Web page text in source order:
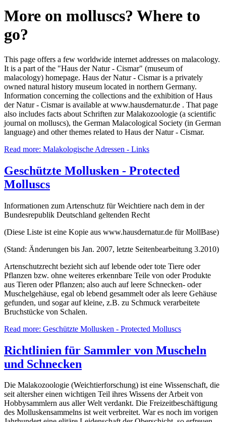
More on molluscs? Where to
go?
This page offers a few worldwide internet addresses on malacology.
It is a part of the "Haus der Natur - Cismar" (museum of
malacology) homepage. Haus der Natur - Cismar is a privately
owned natural history museum located in northern Germany.
Information concerning the collections and the exhibition of Haus
der Natur - Cismar is available at www.hausdernatur.de . That page
also includes facts about Schriften zur Malakozoologie (a scientific
journal on molluscs), the German Malacological Society (in German
language) and other themes related to Haus der Natur - Cismar.
Read more: Malakologische Adressen - Links
Geschützte Mollusken - Protected
Molluscs
Informationen zum Artenschutz für Weichtiere nach dem in der
Bundesrepublik Deutschland geltenden Recht
(Diese Liste ist eine Kopie aus www.hausdernatur.de für MollBase)
(Stand: Änderungen bis Jan. 2007, letzte Seitenbearbeitung 3.2010)
Artenschutzrecht bezieht sich auf lebende oder tote Tiere oder
Pflanzen bzw. ohne weiteres erkennbare Teile von oder Produkte
aus Tieren oder Pflanzen; also auch auf leere Schnecken- oder
Muschelgehäuse, egal ob lebend gesammelt oder als leere Gehäuse
gefunden, und sogar auf kleine, z.B. zu Schmuck verarbeitete
Bruchstücke von Schalen.
Read more: Geschützte Mollusken - Protected Molluscs
Richtlinien für Sammler von Muscheln
und Schnecken
Die Malakozoologie (Weichtierforschung) ist eine Wissenschaft, die
seit altersher einen wichtigen Teil ihres Wissens der Arbeit von
Hobbysammlern aus aller Welt verdankt. Die Freizeitbeschäftigung
des Molluskensammelns ist weit verbreitet. War es noch im vorigen